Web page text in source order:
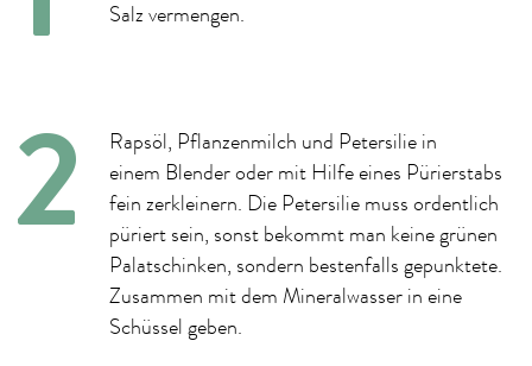
Salz vermengen.
Rapsöl, Pflanzenmilch und Petersilie in
einem Blender oder mit Hilfe eines Pürierstabs
fein zerkleinern. Die Petersilie muss ordentlich
püriert sein, sonst bekommt man keine grünen
Palatschinken, sondern bestenfalls gepunktete.
Zusammen mit dem Mineralwasser in eine
Schüssel geben.